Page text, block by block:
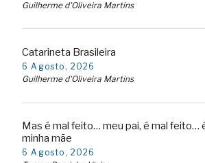
Guilherme d'Oliveira Martins
Catarineta Brasileira
6 Agosto, 2026
Guilherme d'Oliveira Martins
Mas é mal feito… meu pai, é mal feito…
minha mãe
6 Agosto, 2026